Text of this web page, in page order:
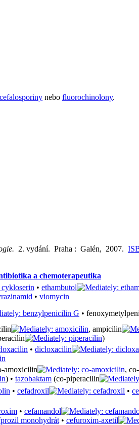
cefalosporiny nebo fluorochinolony.
2. vydání. Praha : Galén, 2007.
a chemoterapeutika
• ethambutol
• viomycin
•
, ampicilin
)
• dicloxacilin
amoxicilin ,
) • tazobaktam (co-piperacilin
• cefadroxil •
• cefamandol
• cefuroxim-axetil